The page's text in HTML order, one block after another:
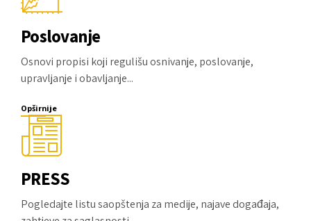
Poslovanje
Osnovi propisi koji regulišu osnivanje, poslovanje,
upravljanje i obavljanje...
Opširnije
PRESS
Pogledajte listu saopštenja za medije, najave događaja,